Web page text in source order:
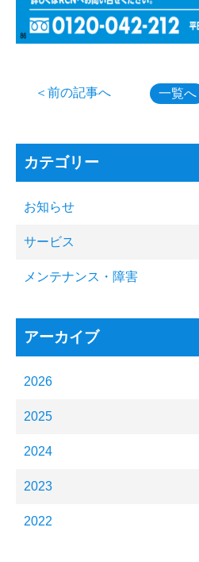
＜前の記事へ 一覧へ
カテゴリー
お知らせ
サービス
メンテナンス・障害
アーカイブ
2026
2025
2024
2023
2022